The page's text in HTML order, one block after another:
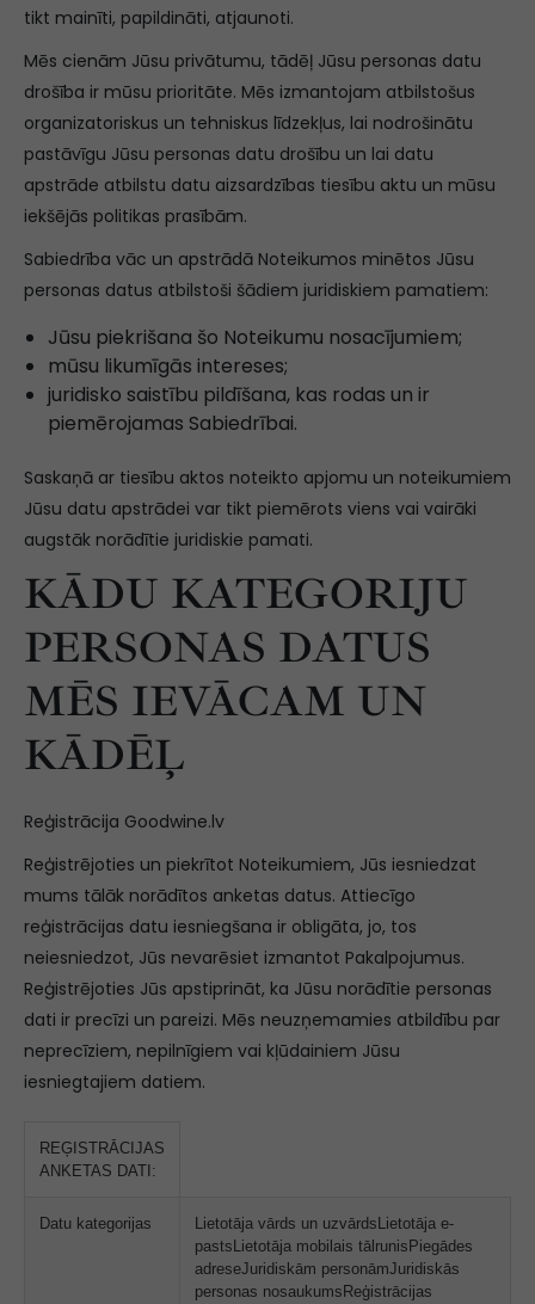
tikt mainīti, papildināti, atjaunoti.
Mēs cienām Jūsu privātumu, tādēļ Jūsu personas datu
drošība ir mūsu prioritāte. Mēs izmantojam atbilstošus
organizatoriskus un tehniskus līdzekļus, lai nodrošinātu
pastāvīgu Jūsu personas datu drošību un lai datu
apstrāde atbilstu datu aizsardzības tiesību aktu un mūsu
iekšējās politikas prasībām.
Sabiedrība vāc un apstrādā Noteikumos minētos Jūsu
personas datus atbilstoši šādiem juridiskiem pamatiem:
Jūsu piekrišana šo Noteikumu nosacījumiem;
mūsu likumīgās intereses;
juridisko saistību pildīšana, kas rodas un ir
piemērojamas Sabiedrībai.
Saskaņā ar tiesību aktos noteikto apjomu un noteikumiem
Jūsu datu apstrādei var tikt piemērots viens vai vairāki
augstāk norādītie juridiskie pamati.
KĀDU KATEGORIJU
PERSONAS DATUS
MĒS IEVĀCAM UN
KĀDĒĻ
Reģistrācija Goodwine.lv
Reģistrējoties un piekrītot Noteikumiem, Jūs iesniedzat
mums tālāk norādītos anketas datus. Attiecīgo
reģistrācijas datu iesniegšana ir obligāta, jo, tos
neiesniedzot, Jūs nevarēsiet izmantot Pakalpojumus.
Reģistrējoties Jūs apstiprināt, ka Jūsu norādītie personas
dati ir precīzi un pareizi. Mēs neuzņemamies atbildību par
neprecīziem, nepilnīgiem vai kļūdainiem Jūsu
iesniegtajiem datiem.
REĢISTRĀCIJAS
ANKETAS DATI:
Datu kategorijas
Lietotāja vārds un uzvārdsLietotāja e-
pastsLietotāja mobilais tālrunisPiegādes
adreseJuridiskām personāmJuridiskās
personas nosaukumsReģistrācijas